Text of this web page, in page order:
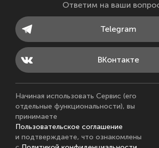
Ответим на ваши
Telegram
ВKонтакте
Начиная использовать Сервис (его
отдельные функциональности), вы
принимаете
Пользовательское соглашение
и подтверждаете, что ознакомлены